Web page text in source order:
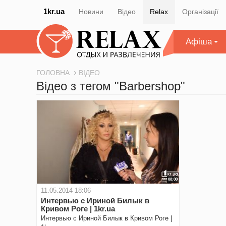
1kr.ua Новини Відео Relax Організації
Афіша
ГОЛОВНА ВІДЕО
Відео з тегом "Barbershop"
08:00
11.05.2014 18:06
Интервью с Ириной Билык в
Кривом Роге | 1kr.ua
Интервью с Ириной Билык в Кривом Роге |